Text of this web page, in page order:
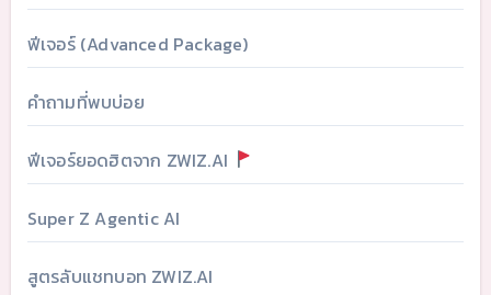
ฟีเจอร์ (Advanced Package)
คำถามที่พบบ่อย
ฟีเจอร์ยอดฮิตจาก ZWIZ.AI
Super Z Agentic AI
สูตรลับแชทบอท ZWIZ.AI